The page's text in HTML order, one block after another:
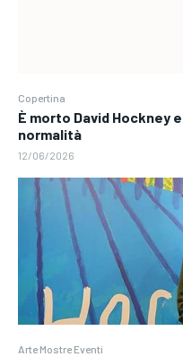
Copertina
È morto David Hockney
normalità
12/06/2026
Arte Mostre Eventi